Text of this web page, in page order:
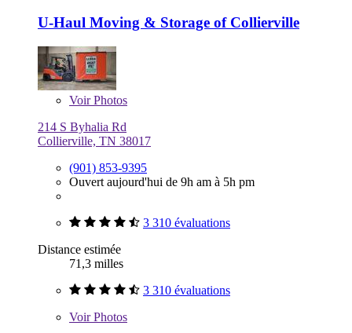
U-Haul Moving & Storage of Collierville
VoirPhotos
214 S Byhalia Rd
Collierville, TN 38017
(901) 853-9395
Ouvert aujourd'hui de 9h am à 5h pm
3 310 évaluations
Distance estimée
71,3 milles
3 310 évaluations
VoirPhotos